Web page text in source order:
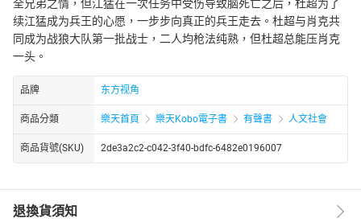
全兄弟之情，但江猛在一次任务中受伤导致脑死亡之后，杜超为了
续江猛成为兵王的心愿，一步步向真正的兵王走去。杜超与肖克共
同成为战狼大队第一批战士，二人均枪法纯熟，但杜超总能压肖克
一头。
品牌 东方视角
商品分類 樂天首頁 樂天Kobo電子書 有聲書 人文社會
商品貨號(SKU) 2de3a2c2-c042-3f40-bdfc-6482e0196007
退換貨須知